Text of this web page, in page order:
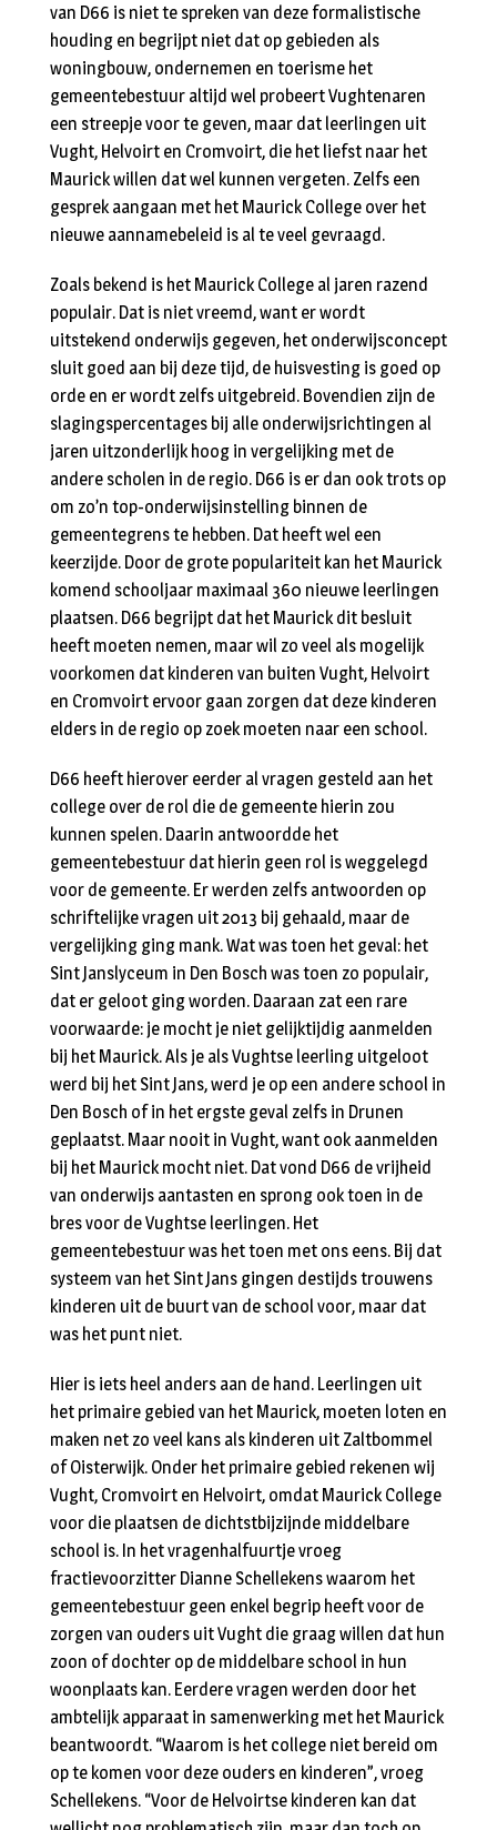
van D66 is niet te spreken van deze formalistische
houding en begrijpt niet dat op gebieden als
woningbouw, ondernemen en toerisme het
gemeentebestuur altijd wel probeert Vughtenaren
een streepje voor te geven, maar dat leerlingen uit
Vught, Helvoirt en Cromvoirt, die het liefst naar het
Maurick willen dat wel kunnen vergeten. Zelfs een
gesprek aangaan met het Maurick College over het
nieuwe aannamebeleid is al te veel gevraagd.
Zoals bekend is het Maurick College al jaren razend
populair. Dat is niet vreemd, want er wordt
uitstekend onderwijs gegeven, het onderwijsconcept
sluit goed aan bij deze tijd, de huisvesting is goed op
orde en er wordt zelfs uitgebreid. Bovendien zijn de
slagingspercentages bij alle onderwijsrichtingen al
jaren uitzonderlijk hoog in vergelijking met de
andere scholen in de regio. D66 is er dan ook trots op
om zo’n top-onderwijsinstelling binnen de
gemeentegrens te hebben. Dat heeft wel een
keerzijde. Door de grote populariteit kan het Maurick
komend schooljaar maximaal 360 nieuwe leerlingen
plaatsen. D66 begrijpt dat het Maurick dit besluit
heeft moeten nemen, maar wil zo veel als mogelijk
voorkomen dat kinderen van buiten Vught, Helvoirt
en Cromvoirt ervoor gaan zorgen dat deze kinderen
elders in de regio op zoek moeten naar een school.
D66 heeft hierover eerder al vragen gesteld aan het
college over de rol die de gemeente hierin zou
kunnen spelen. Daarin antwoordde het
gemeentebestuur dat hierin geen rol is weggelegd
voor de gemeente. Er werden zelfs antwoorden op
schriftelijke vragen uit 2013 bij gehaald, maar de
vergelijking ging mank. Wat was toen het geval: het
Sint Janslyceum in Den Bosch was toen zo populair,
dat er geloot ging worden. Daaraan zat een rare
voorwaarde: je mocht je niet gelijktijdig aanmelden
bij het Maurick. Als je als Vughtse leerling uitgeloot
werd bij het Sint Jans, werd je op een andere school in
Den Bosch of in het ergste geval zelfs in Drunen
geplaatst. Maar nooit in Vught, want ook aanmelden
bij het Maurick mocht niet. Dat vond D66 de vrijheid
van onderwijs aantasten en sprong ook toen in de
bres voor de Vughtse leerlingen. Het
gemeentebestuur was het toen met ons eens. Bij dat
systeem van het Sint Jans gingen destijds trouwens
kinderen uit de buurt van de school voor, maar dat
was het punt niet.
Hier is iets heel anders aan de hand. Leerlingen uit
het primaire gebied van het Maurick, moeten loten en
maken net zo veel kans als kinderen uit Zaltbommel
of Oisterwijk. Onder het primaire gebied rekenen wij
Vught, Cromvoirt en Helvoirt, omdat Maurick College
voor die plaatsen de dichtstbijzijnde middelbare
school is. In het vragenhalfuurtje vroeg
fractievoorzitter Dianne Schellekens waarom het
gemeentebestuur geen enkel begrip heeft voor de
zorgen van ouders uit Vught die graag willen dat hun
zoon of dochter op de middelbare school in hun
woonplaats kan. Eerdere vragen werden door het
ambtelijk apparaat in samenwerking met het Maurick
beantwoordt. “Waarom is het college niet bereid om
op te komen voor deze ouders en kinderen”, vroeg
Schellekens. “Voor de Helvoirtse kinderen kan dat